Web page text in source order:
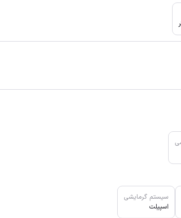
سیستم گرمایشی
اسپیلت